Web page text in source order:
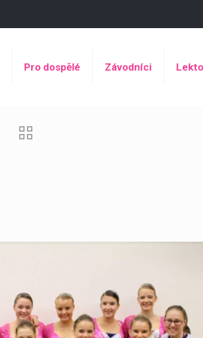
Pro dospělé Závodníci